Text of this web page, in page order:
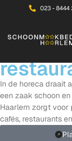
023 - 8444
In de horeca draait
een zaak schoon
Haarlem zorgt voor
cafés, restaurants